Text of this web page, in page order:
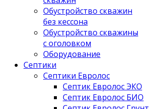
Обустройство скважин
без кессона
Обустройство скважины
с оголовком
Оборудование
Септики
Септики Евролос
Септик Евролос ЭКО
Септик Евролос БИО